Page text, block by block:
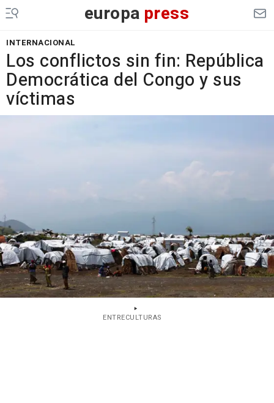
europa press
INTERNACIONAL
Los conflictos sin fin: República
Democrática del Congo y sus
víctimas
ENTRECULTURAS